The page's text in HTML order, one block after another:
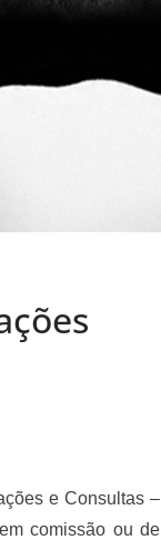
e Consultas –
comissão ou de